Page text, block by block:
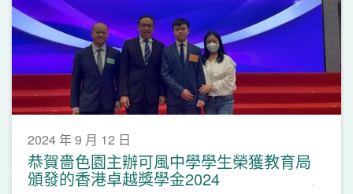
2024 年 9 月 12 日
恭賀嗇色園主辦可風中學學生榮獲教育局
頒發的香港卓越獎學金2024